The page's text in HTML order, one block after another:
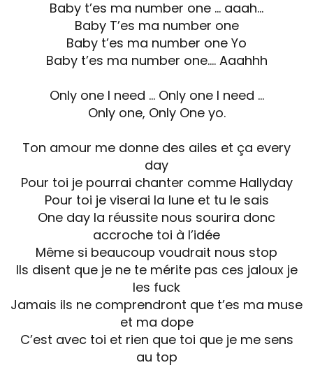
Baby t’es ma number one … aaah…
Baby T’es ma number one
Baby t’es ma number one Yo
Baby t’es ma number one…. Aaahhh
Only one I need … Only one I need …
Only one, Only One yo.
Ton amour me donne des ailes et ça every
day
Pour toi je pourrai chanter comme Hallyday
Pour toi je viserai la lune et tu le sais
One day la réussite nous sourira donc
accroche toi à l’idée
Même si beaucoup voudrait nous stop
Ils disent que je ne te mérite pas ces jaloux je
les fuck
Jamais ils ne comprendront que t’es ma muse
et ma dope
C’est avec toi et rien que toi que je me sens
au top